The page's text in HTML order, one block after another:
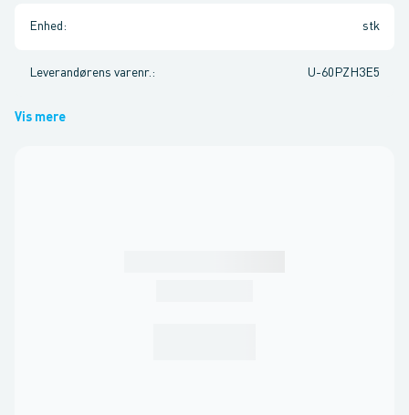
Enhed : stk
Leverandørens varenr. : U-60PZH3E5
Vis mere